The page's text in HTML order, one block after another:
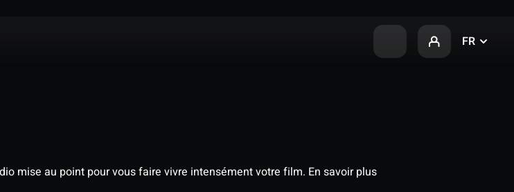
FR
mise au point pour vous faire vivre intensément votre film. En savoir plus